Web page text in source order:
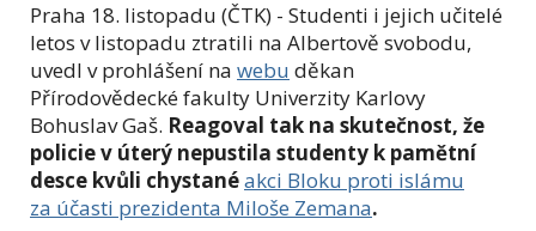
Praha 18. listopadu (ČTK) - Studenti i jejich učitelé
letos v listopadu ztratili na Albertově svobodu,
uvedl v prohlášení na webu děkan
Přírodovědecké fakulty Univerzity Karlovy
Bohuslav Gaš. Reagoval tak na skutečnost, že
policie v úterý nepustila studenty k pamětní
desce kvůli chystanéakci Bloku proti islámu
za účasti prezidenta Miloše Zemana.